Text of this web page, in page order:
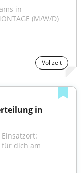
in
(M/W/D)
Vollzeit
für dich am